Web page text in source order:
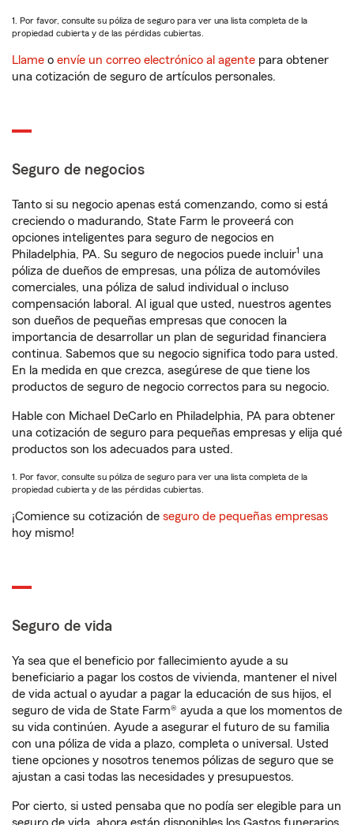
1. Por favor, consulte su póliza de seguro para ver una lista completa de la
propiedad cubierta y de las pérdidas cubiertas.
Llame o envíe un correo electrónico al agente para obtener
una cotización de seguro de artículos personales.
Seguro de negocios
Tanto si su negocio apenas está comenzando, como si está
creciendo o madurando, State Farm le proveerá con
opciones inteligentes para seguro de negocios en
Philadelphia, PA. Su seguro de negocios puede incluir1 una
póliza de dueños de empresas, una póliza de automóviles
comerciales, una póliza de salud individual o incluso
compensación laboral. Al igual que usted, nuestros agentes
son dueños de pequeñas empresas que conocen la
importancia de desarrollar un plan de seguridad financiera
continua. Sabemos que su negocio significa todo para usted.
En la medida en que crezca, asegúrese de que tiene los
productos de seguro de negocio correctos para su negocio.
Hable con Michael DeCarlo en Philadelphia, PA para obtener
una cotización de seguro para pequeñas empresas y elija qué
productos son los adecuados para usted.
1. Por favor, consulte su póliza de seguro para ver una lista completa de la
propiedad cubierta y de las pérdidas cubiertas.
¡Comience su cotización de seguro de pequeñas empresas
hoy mismo!
Seguro de vida
Ya sea que el beneficio por fallecimiento ayude a su
beneficiario a pagar los costos de vivienda, mantener el nivel
de vida actual o ayudar a pagar la educación de sus hijos, el
seguro de vida de State Farm® ayuda a que los momentos de
su vida continúen. Ayude a asegurar el futuro de su familia
con una póliza de vida a plazo, completa o universal. Usted
tiene opciones y nosotros tenemos pólizas de seguro que se
ajustan a casi todas las necesidades y presupuestos.
Por cierto, si usted pensaba que no podía ser elegible para un